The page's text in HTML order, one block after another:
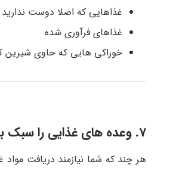
غذاهایی که اصلا دوست ندارید
غذاهای فرآوری شده
خوراکی هایی که حاوی شیرین
7. وعده های غذایی را سبک بخورید
هر چند که شما نیازمند دریافت